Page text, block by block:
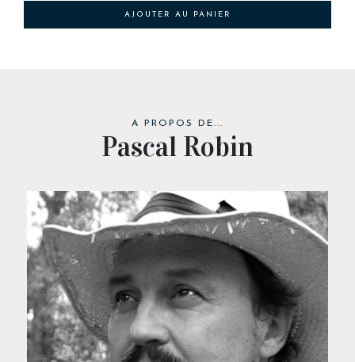
AJOUTER AU PANIER
A PROPOS DE...
Pascal Robin